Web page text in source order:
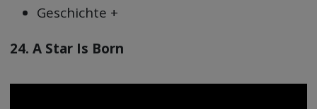
Geschichte +
24. A Star Is Born